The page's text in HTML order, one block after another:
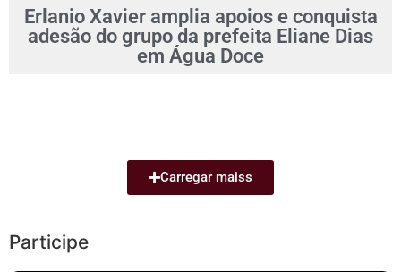
Erlanio Xavier amplia apoios e conquista
adesão do grupo da prefeita Eliane Dias
em Água Doce
Carregar maiss
Participe